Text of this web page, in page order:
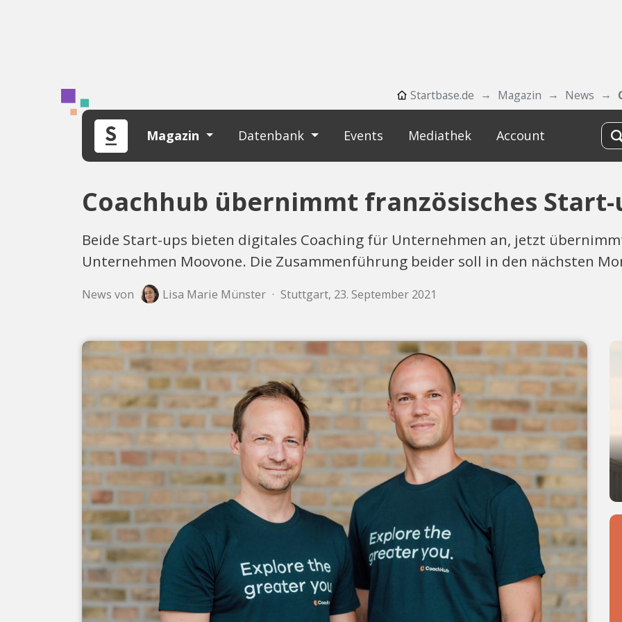
Startbase.de Magazin News
Magazin Datenbank Events Mediathek Account
Coachhub übernimmt französisches Start-
Beide Start-ups bieten digitales Coaching für Unternehmen an, jetzt
Unternehmen Moovone. Die Zusammenführung beider soll in den nächsten
News von Lisa Marie Münster · Stuttgart, 23. September 2021